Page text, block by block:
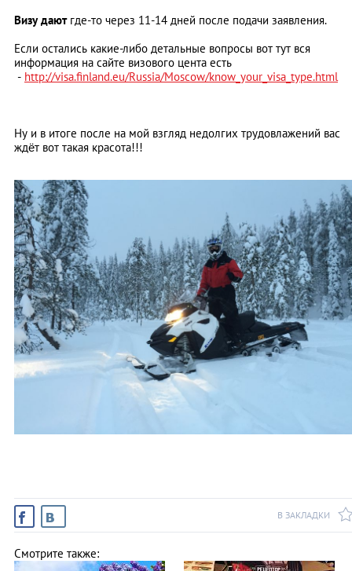
Визу дают где-то через 11-14 дней после подачи заявления.
Если остались какие-либо детальные вопросы вот тут вся
информация на сайте визового цента есть
- http://visa.finland.eu/Russia/Moscow/know_your_visa_type.html
Ну и в итоге после на мой взгляд недолгих трудовлажений вас
ждёт вот такая красота!!!
В ЗАКЛАДКИ
Смотрите также: